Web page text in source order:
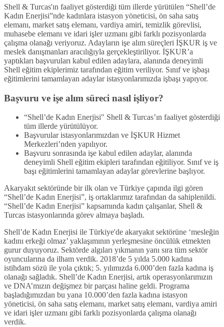
Shell & Turcas'ın faaliyet gösterdiği tüm illerde yürütülen “Shell’de
Kadın Enerjisi”nde kadınlara istasyon yöneticisi, ön saha satış
elemanı, market satış elemanı, vardiya amiri, temizlik görevlisi,
muhasebe elemanı ve idari işler uzmanı gibi farklı pozisyonlarda
çalışma olanağı veriyoruz. Adayların işe alım süreçleri İŞKUR iş ve
meslek danışmanları aracılığıyla gerçekleştiriliyor. İŞKUR’a
yaptıkları başvuruları kabul edilen adaylara, alanında deneyimli
Shell eğitim ekiplerimiz tarafından eğitim veriliyor. Sınıf ve işbaşı
eğitimlerini tamamlayan adaylar istasyonlarımızda işbaşı yapıyor.
Başvuru ve işe alım süreci nasıl işliyor?
“Shell’de Kadın Enerjisi" Shell & Turcas’ın faaliyet gösterdiği
tüm illerde yürütülüyor.
Başvurular istasyonlarımızdan ve İŞKUR Hizmet
Merkezleri’nden yapılıyor.
Başvuru sonrasında işe kabul edilen adaylar, alanında
deneyimli Shell eğitim ekipleri tarafından eğitiliyor. Sınıf ve iş
başı eğitimlerini tamamlayan adaylar görevlerine başlıyor.
Akaryakıt sektöründe bir ilk olan ve Türkiye çapında ilgi gören
“Shell’de Kadın Enerjisi”, iş ortaklarımız tarafından da sahiplenildi.
“Shell’de Kadın Enerjisi” kapsamında kadın çalışanlar, Shell &
Turcas istasyonlarında görev almaya başladı.
Shell’de Kadın Enerjisi ile Türkiye'de akaryakıt sektörüne ‘mesleğin
kadını erkeği olmaz’ yaklaşımının yerleşmesine öncülük etmekten
gurur duyuyoruz. Sektörde algıları yıkmanın yanı sıra tüm sektör
oyuncularına da ilham verdik. 2018’de 5 yılda 5.000 kadına
istihdam sözü ile yola çıktık; 5. yılımızda 6.000’den fazla kadına iş
olanağı sağladık. Shell’de Kadın Enerjisi, artık operasyonlarımızın
ve DNA’mızın değişmez bir parçası haline geldi. Programa
başladığımızdan bu yana 10.000’den fazla kadına istasyon
yöneticisi, ön saha satış elemanı, market satış elemanı, vardiya amiri
ve idari işler uzmanı gibi farklı pozisyonlarda çalışma olanağı
verdik.